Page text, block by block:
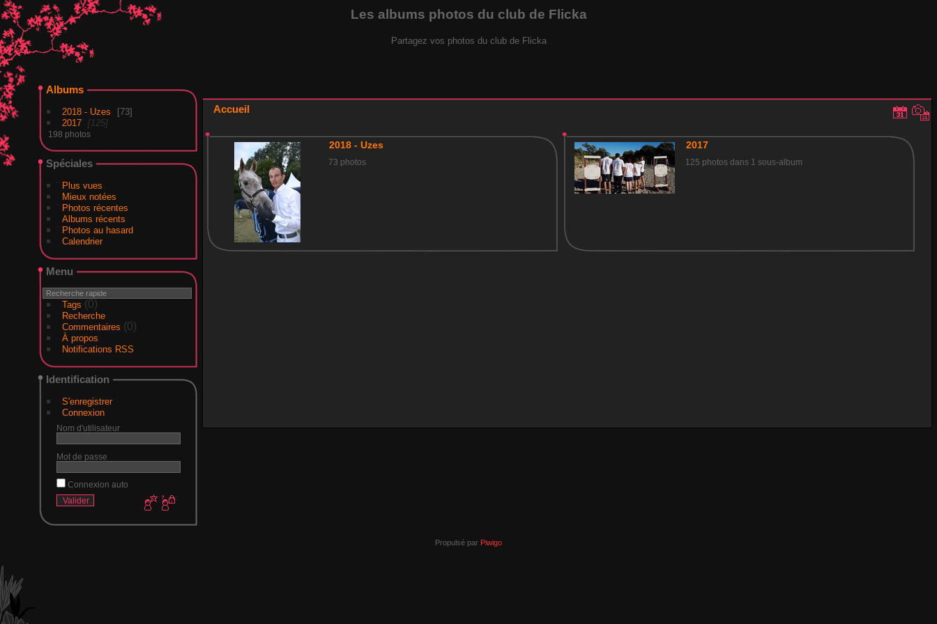
Les albums photos du club de Flicka
Partagez vos photos du club de Flicka
Albums
2018 - Uzes
73
2017
125
198 photos
Spéciales
Plus vues
Mieux notées
Photos récentes
Albums récents
Photos au hasard
Calendrier
Menu
Tags (0)
Recherche
Commentaires (0)
À propos
Notifications RSS
Identification
S'enregistrer
Connexion
Nom d'utilisateur
Mot de passe
Connexion auto
Accueil
2018 - Uzes
73 photos
2017
125 photos dans 1 sous-album
Propulsé par Piwigo